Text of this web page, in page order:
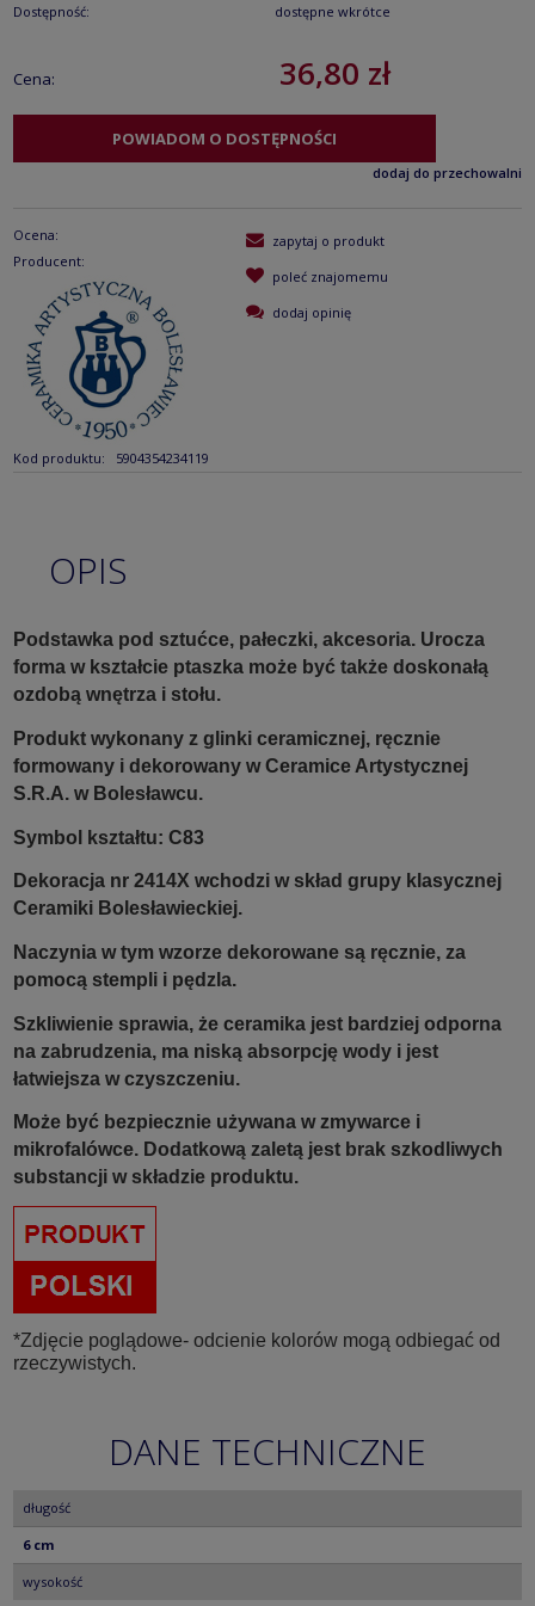
Dostępność: dostępne wkrótce
Cena: 36,80 zł
POWIADOM O DOSTĘPNOŚCI
dodaj do przechowalni
Ocena:
Producent:
Kod produktu: 5904354234119
zapytaj o produkt
poleć znajomemu
dodaj opinię
OPIS
Podstawka pod sztućce, pałeczki, akcesoria. Urocza
forma w kształcie ptaszka może być także doskonałą
ozdobą wnętrza i stołu.
Produkt wykonany z glinki ceramicznej, ręcznie
formowany i dekorowany w Ceramice Artystycznej
S.R.A. w Bolesławcu.
Symbol kształtu: C83
Dekoracja nr 2414X wchodzi w skład grupy klasycznej
Ceramiki Bolesławieckiej.
Naczynia w tym wzorze dekorowane są ręcznie, za
pomocą stempli i pędzla.
Szkliwienie sprawia, że ceramika jest bardziej odporna
na zabrudzenia, ma niską absorpcję wody i jest
łatwiejsza w czyszczeniu.
Może być bezpiecznie używana w zmywarce i
mikrofalówce. Dodatkową zaletą jest brak szkodliwych
substancji w składzie produktu.
*Zdjęcie poglądowe- odcienie kolorów mogą odbiegać od
rzeczywistych.
DANE TECHNICZNE
długość
6 cm
wysokość